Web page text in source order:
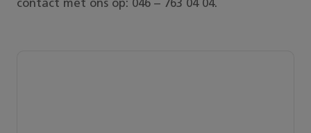
contact met ons op: 046 – 763 04 04.